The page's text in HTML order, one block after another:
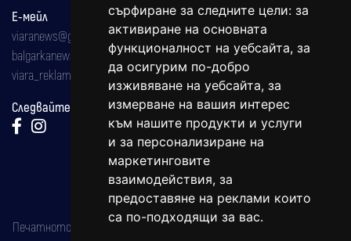
сърфиране за следните цели: за
активиране на основната
функционалност на уебсайта, за
да осигурим по-добро
изживяване на уебсайта, за
измерване на вашия интерес
към нашите продукти и услуги
и за персонализиране на
маркетинговите
взаимодействия, за
предоставяне на реклами които
са по-подходящи за вас.
Е-мейл
viaranews@gmail.com
balgarkanews@gmail.com
viara_reklama@mail.bg
Следвайте ни:
Печатното издание на вестника е регистрирано в националния